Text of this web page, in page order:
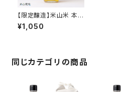
【限定醸造】米山米 本み
りん（500ml）
¥1,050
同じカテゴリの商品